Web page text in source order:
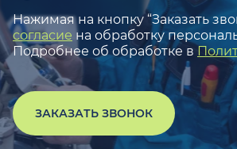
Нажимая на кнопку “Заказать
согласие на обработку
Подробнее об обработке в
ЗАКАЗАТЬ ЗВОНОК